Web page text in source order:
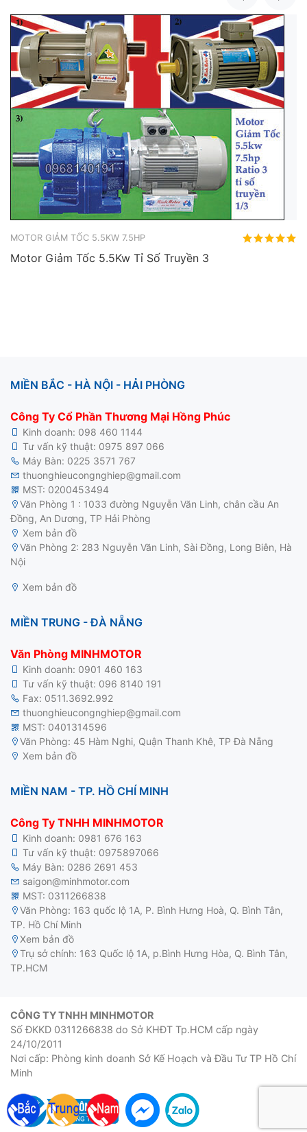
MOTOR GIẢM TỐC 5.5KW 7.5HP
Motor Giảm Tốc 5.5Kw Tỉ Số Truyền 3
MIỀN BẮC - HÀ NỘI - HẢI PHÒNG
Công Ty Cổ Phần Thương Mại Hồng Phúc
Kinh doanh: 098 460 1144
Tư vấn kỹ thuật: 0975 897 066
Máy Bàn: 0225 3571 767
thuonghieucongnghiep@gmail.com
MST: 0200453494
Văn Phòng 1 : 1033 đường Nguyễn Văn Linh, chân cầu An
Đồng, An Dương, TP Hải Phòng
Xem bản đồ
Văn Phòng 2: 283 Nguyễn Văn Linh, Sài Đồng, Long Biên, Hà
Nội
Xem bản đồ
MIỀN TRUNG - ĐÀ NẴNG
Văn Phòng MINHMOTOR
Kinh doanh: 0901 460 163
Tư vấn kỹ thuật: 096 8140 191
Fax: 0511.3692.992
thuonghieucongnghiep@gmail.com
MST: 0401314596
Văn Phòng: 45 Hàm Nghi, Quận Thanh Khê, TP Đà Nẵng
Xem bản đồ
MIỀN NAM - TP. HỒ CHÍ MINH
Công Ty TNHH MINHMOTOR
Kinh doanh: 0981 676 163
Tư vấn kỹ thuật: 0975897066
Máy Bàn: 0286 2691 453
saigon@minhmotor.com
MST: 0311266838
Văn Phòng: 163 quốc lộ 1A, P. Bình Hưng Hoà, Q. Bình Tân,
TP. Hồ Chí Minh
Xem bản đồ
Trụ sở chính: 163 Quốc lộ 1A, p.Bình Hưng Hòa, Q. Bình Tân,
TP.HCM
CÔNG TY TNHH MINHMOTOR
Số ĐKKD 0311266838 do Sở KHĐT Tp.HCM cấp ngày
24/10/2011
Nơi cấp: Phòng kinh doanh Sở Kế Hoạch và Đầu Tư TP Hồ Chí
Minh